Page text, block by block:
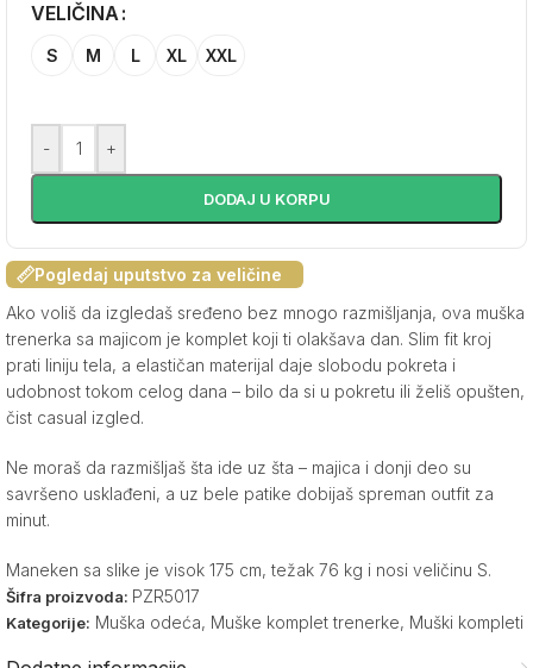
VELIČINA
S M L XL XXL
- +
DODAJ U KORPU
Pogledaj uputstvo za veličine
Ako voliš da izgledaš sređeno bez mnogo razmišljanja, ova muška
trenerka sa majicom je komplet koji ti olakšava dan. Slim fit kroj
prati liniju tela, a elastičan materijal daje slobodu pokreta i
udobnost tokom celog dana – bilo da si u pokretu ili želiš opušten,
čist casual izgled.
Ne moraš da razmišljaš šta ide uz šta – majica i donji deo su
savršeno usklađeni, a uz bele patike dobijaš spreman outfit za
minut.
Maneken sa slike je visok 175 cm, težak 76 kg i nosi veličinu S.
Šifra proizvoda: PZR5017
Kategorije: Muška odeća, Muške komplet trenerke, Muški kompleti